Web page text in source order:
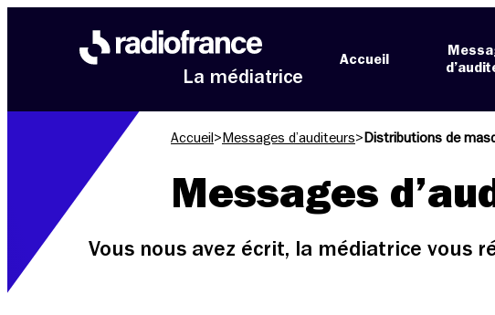
La médiatrice
Accueil
Accueil > Messages d’auditeurs> Distributions de
Messages
Vous nous avez écrit, la médiatrice vous